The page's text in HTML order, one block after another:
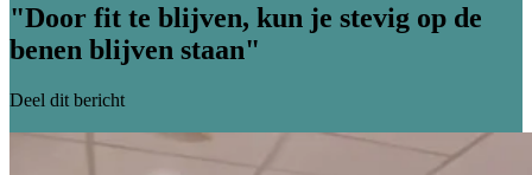
"Door fit te blijven, kun je stevig op de
benen blijven staan"
Deel dit bericht